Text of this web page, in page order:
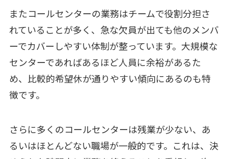
またコールセンターの業務はチームで役割分担さ
れていることが多く、急な欠員が出ても他のメンバ
ーでカバーしやすい体制が整っています。大規模な
センターであればあるほど人員に余裕があるた
め、比較的希望休が通りやすい傾向にあるのも特
徴です。
さらに多くのコールセンターは残業が少ない、あ
るいはほとんどない職場が一般的です。これは、決